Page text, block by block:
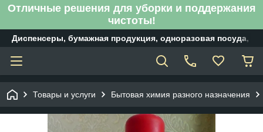
Отличные решения для уборки и поддержания
чистоты!
Диспенсеры, бумажная продукция, одноразовая посуда,
Товары и услуги Бытовая химия разного назначения